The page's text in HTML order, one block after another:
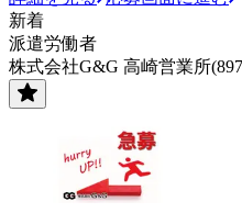
新着
派遣労働者
株式会社G&G 高崎営業所